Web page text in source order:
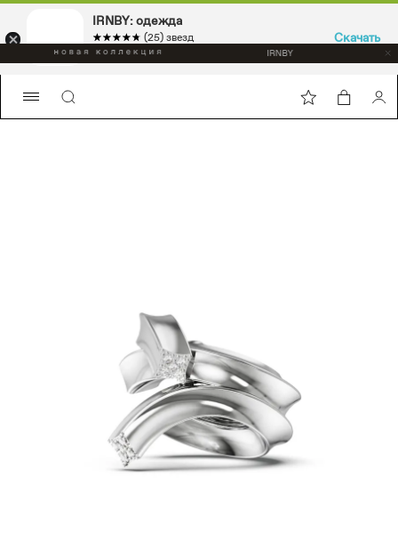
IRNBY: одежда
☆☆☆☆☆
★★★★★ (25) звезд
Sport & casual, аксессуары
Скачать